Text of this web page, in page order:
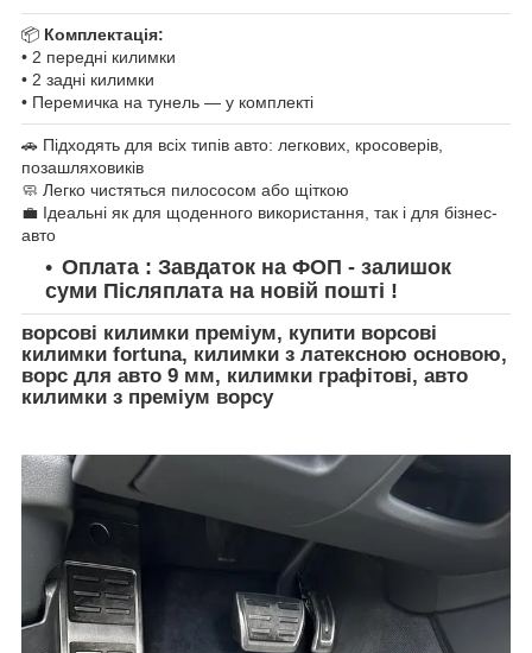
📦 Комплектація:
• 2 передні килимки
• 2 задні килимки
• Перемичка на тунель — у комплекті
🚗 Підходять для всіх типів авто: легкових, кросоверів,
позашляховиків
🧼 Легко чистяться пилососом або щіткою
💼 Ідеальні як для щоденного використання, так і для бізнес-
авто
Оплата : Завдаток на ФОП - залишок
суми Післяплата на новій пошті !
ворсові килимки преміум, купити ворсові
килимки fortuna, килимки з латексною основою,
ворс для авто 9 мм, килимки графітові, авто
килимки з преміум ворсу